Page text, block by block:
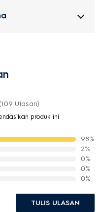
(109 Ulasan)
produk ini
98%
2%
0%
0%
0%
TULIS ULASAN